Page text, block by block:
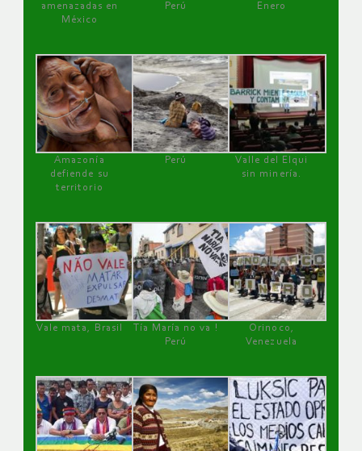
amenazadas en
México
Perú
Enero
Amazonía
defiende su
territorio
Perú
Valle del Elqui
sin minería.
Vale mata, Brasil
Tía María no va !
Perú
Orinoco,
Venezuela